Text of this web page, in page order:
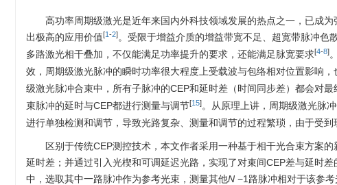
高功率周期级激光是近年来国内外科技领域发展的热点之一，已成
出极高的应用价值[1-2]。受限于增益介质的增益带宽不足、超宽带脉冲
多路激光相干叠加，不仅能满足功率提升的要求，还能满足脉宽要求[4-8]
效，周期级激光脉冲的瞬时功率很大程度上受载波与包络相对位置影响
级激光脉冲合束中，所有子脉冲的CEP和延时差（时间同步差）都会对
束脉冲的延时与CEP都进行测量与调节[15]。从原理上讲，周期级激光脉
进行单独检测和调节，导致光路复杂、测量和调节的过程繁琐，由于受
区别于传统CEP测控技术，本文作者采用一种基于相干光合束方案
延时差；并通过引入光楔和可调延迟光路，实现了对束间CEP差与延时
中，选取其中一路脉冲作为参考光束，测量其他N −1路脉冲相对于该参